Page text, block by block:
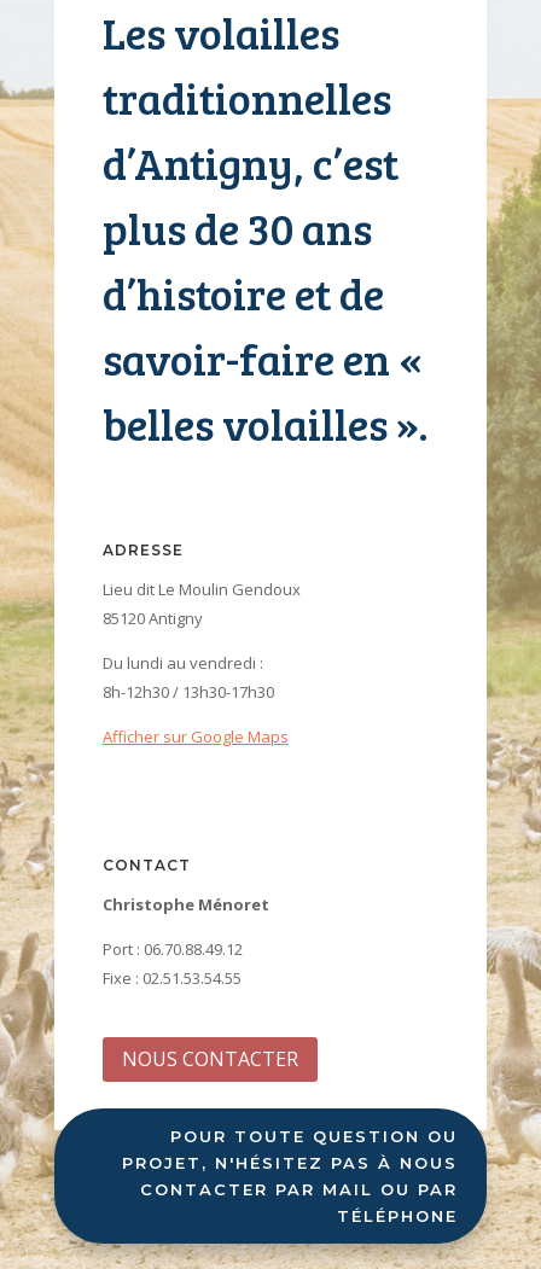
Les volailles
traditionnelles
d’Antigny, c’est
plus de 30 ans
d’histoire et de
savoir-faire en «
belles volailles ».
ADRESSE
Lieu dit Le Moulin Gendoux
85120 Antigny
Du lundi au vendredi :
8h-12h30 / 13h30-17h30
Afficher sur Google Maps
CONTACT
Christophe Ménoret
Port : 06.70.88.49.12
Fixe : 02.51.53.54.55
NOUS CONTACTER
POUR TOUTE QUESTION OU
PROJET, N'HÉSITEZ PAS À NOUS
CONTACTER PAR MAIL OU PAR
TÉLÉPHONE